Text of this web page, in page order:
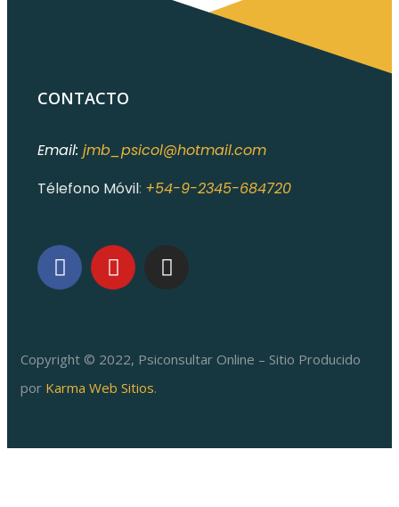
CONTACTO
Email: jmb_psicol@hotmail.com
Télefono Móvil: +54-9-2345-684720
Copyright © 2022, Psiconsultar Online – Sitio Producido
por Karma Web Sitios.